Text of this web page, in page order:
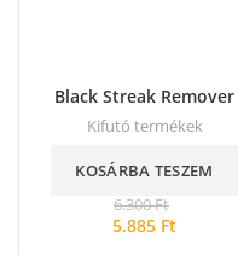
Black Streak Remover
Kifutó termékek
6.300Ft
5.885 Ft
KOSÁRBA TESZEM